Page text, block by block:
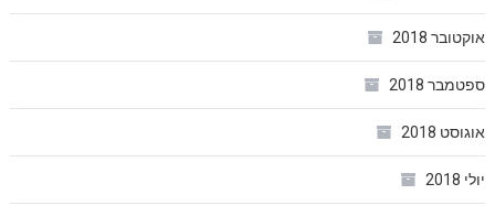
אוקטובר 2018
ספטמבר 2018
אוגוסט 2018
יולי 2018